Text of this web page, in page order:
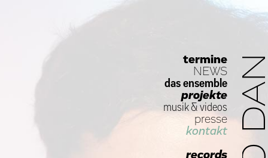
termine
NEWS
das ensemble
projekte
musik& videos
presse
kontakt
records